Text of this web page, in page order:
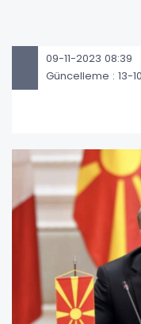
09-11-2023 08:39
Güncelleme : 13-